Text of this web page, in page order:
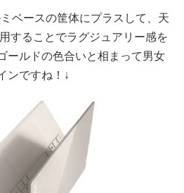
ベースの筐体にプラスして、天
することでラグジュアリー感を
ールドの色合いと相まって男女
ンですね！↓